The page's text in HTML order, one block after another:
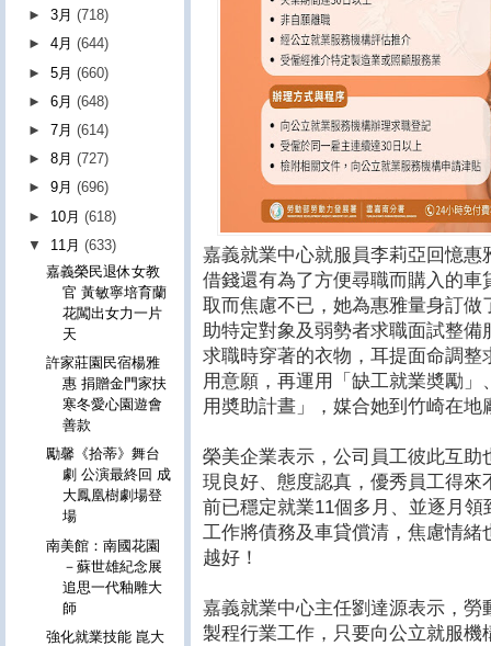
嘉義就業中心就服員李莉亞回憶
借錢還有為了方便尋職而購入的
取而焦慮不已，她為惠雅量身訂
助特定對象及弱勢者求職面試整
求職時穿著的衣物，耳提面命調
用意願，再運用「缺工就業奬勵
用奬助計晝」，媒合她到竹崎在
榮美企業表示，公司員工彼此互
現良好、態度認真，優秀員工得
前已穩定就業11個多月、並逐月
工作將債務及車貸償清，焦慮情
越好！
嘉義就業中心主任劉達源表示，
製程行業工作，只要向公立就服
►3月(718)
►4月(644)
►5月(660)
►6月(648)
►7月(614)
►8月(727)
►9月(696)
► 10月(618)
▼ 11月(633)
嘉義榮民退休女教
官 黃敏寧培育蘭
花闖出女力一片
天
許家莊園民宿楊雅
惠 捐贈金門家扶
寒冬愛心園遊會
善款
勵馨《拾蒂》舞台
劇 公演最終回 成
大鳳凰樹劇場登
場
南美館：南國花園
－蘇世雄紀念展
追思一代釉雕大
師
強化就業技能 崑大